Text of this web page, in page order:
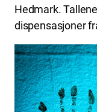
Hedmark.
dispensasjoner